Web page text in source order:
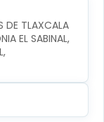
DE TLAXCALA
EL SABINAL,